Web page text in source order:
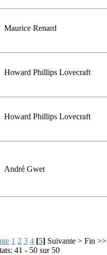
Maurice Renard
Howard Phillips Lovecraft
Howard Phillips Lovecraft
André Gwet
1 2 3 4 [5] Suivante > Fin >>
41 - 50 sur 50